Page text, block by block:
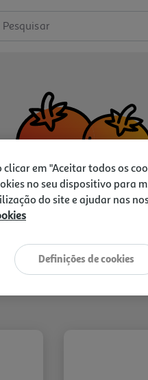
Pesquisar
Vamos
clicar em "Aceitar todos os
no seu dispositivo para
do site e ajudar nas
Definições de cookies